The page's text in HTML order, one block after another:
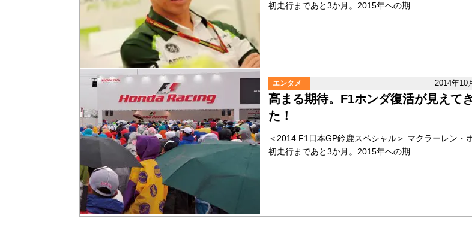
初走行まであと3か月。2015年への期...
エンタメ 2014年10
高まる期待。F1ホンダ復活が見えてき
た！
＜2014 F1日本GP鈴鹿スペシャル＞ マクラーレン・
初走行まであと3か月。2015年への期...